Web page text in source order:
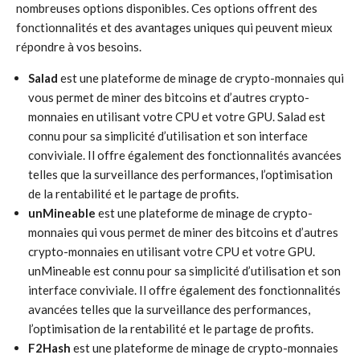
nombreuses options disponibles. Ces options offrent des
fonctionnalités et des avantages uniques qui peuvent mieux
répondre à vos besoins.
Salad est une plateforme de minage de crypto-monnaies qui
vous permet de miner des bitcoins et d’autres crypto-
monnaies en utilisant votre CPU et votre GPU. Salad est
connu pour sa simplicité d’utilisation et son interface
conviviale. Il offre également des fonctionnalités avancées
telles que la surveillance des performances, l’optimisation
de la rentabilité et le partage de profits.
unMineable est une plateforme de minage de crypto-
monnaies qui vous permet de miner des bitcoins et d’autres
crypto-monnaies en utilisant votre CPU et votre GPU.
unMineable est connu pour sa simplicité d’utilisation et son
interface conviviale. Il offre également des fonctionnalités
avancées telles que la surveillance des performances,
l’optimisation de la rentabilité et le partage de profits.
F2Hash est une plateforme de minage de crypto-monnaies